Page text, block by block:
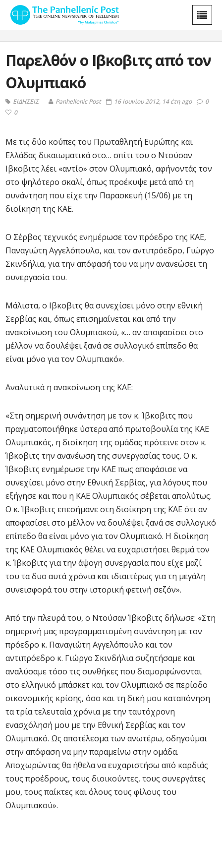
Παρελθόν ο Ιβκοβιτς από τον
Ολυμπιακό
ΕΙΔΗΣΕΙΣ Panhellenic Post 16 Ιουνίου 2012, 14 έτη ago
0
0
Mε τις δύο κούπες του Πρωταθλητή Ευρώπης και
Ελλάδας δικαιωματικά στο… σπίτι του ο Ντούσαν
Ιβκοβιτς λέει «αντίο» στον Ολυμπιακό, αφήνοντάς τον
στο ψηλότερο σκαλί, όπως προέκυψε μετά από τη
συνάντηση που είχε την Παρασκευή (15/06) με τη
διοίκηση της ΚΑΕ.
Ο Σέρβος τεχνικός ενημέρωσε τον πρόεδρο της ΚΑΕ,
Παναγιώτη Αγγελόπουλο, και τον αντιπρόεδρο, Γιώργο
Σκινδήλια, για την απόφασή του να μην ανανεώσει τη
συνεργασία του.
Μάλιστα, ο Ιβκοβιτς θα συνεχίσει μόνο στην εθνική
Σερβίας και, όπως επισημαίνεται και από την
ανακοίνωση του Ολυμπιακού, «… αν αποφασίσει στο
μέλλον να δουλέψει ξανά σε συλλογικό επίπεδο θα
είναι μόνο για τον Ολυμπιακό».
Αναλυτικά η ανακοίνωση της ΚΑΕ:
«Στη σημερινή συνάντηση με τον κ. Ίβκοβιτς που
πραγματοποιήθηκε ύστερα από πρωτοβουλία της ΚΑΕ
Ολυμπιακός, η διοίκηση της ομάδας πρότεινε στον κ.
Ίβκοβιτς την ανανέωση της συνεργασίας τους. Ο κ.
Ίβκοβιτς ενημέρωσε την ΚΑΕ πως αποφάσισε να
συνεχίσει μόνο στην Εθνική Σερβίας, για λόγους που
εξήγησε και που η ΚΑΕ Ολυμπιακός σέβεται απολύτως.
Ο κ. Ίβκοβιτς επεσήμανε στη διοίκηση της ΚΑΕ ότι αν
αποφασίσει στο μέλλον να δουλέψει ξανά σε συλλογικό
επίπεδο θα είναι μόνο για τον Ολυμπιακό. Η διοίκηση
της ΚΑΕ Ολυμπιακός θέλει να ευχαριστήσει θερμά τον
κ. Ίβκοβιτς για την άψογη συνεργασία που είχε μαζί
του τα δυο αυτά χρόνια και ιδιαιτέρως για τη μεγάλη
συνεισφορά του στην ιστορική φετινή σεζόν».
Από την πλευρά του, ο Ντούσαν Ίβκοβιτς δήλωσε: «Στη
σημερινή μας προγραμματισμένη συνάντηση με τον
πρόεδρο κ. Παναγιώτη Αγγελόπουλο και τον
αντιπρόεδρο κ. Γιώργο Σκινδήλια συζητήσαμε και
αναλύσαμε τόσο τις συνθήκες που διαμορφώνονται
στο ελληνικό μπάσκετ και τον Ολυμπιακό σε περίοδο
οικονομικής κρίσης, όσο και τη δική μου καταπόνηση
τα τρία τελευταία χρόνια με την ταυτόχρονη
ενασχόλησή μου με την Εθνική Σερβίας και τον
Ολυμπιακό. Ως αποτέλεσμα των ανωτέρω, οδηγούμαι
στην απόφαση να μην παραμείνω στην ομάδα.
Αποχωρώντας θα ήθελα να ευχαριστήσω από καρδιάς
τους προέδρους, τους διοικούντες, τους συνεργάτες
μου, τους παίκτες και όλους τους φίλους του
Ολυμπιακού».